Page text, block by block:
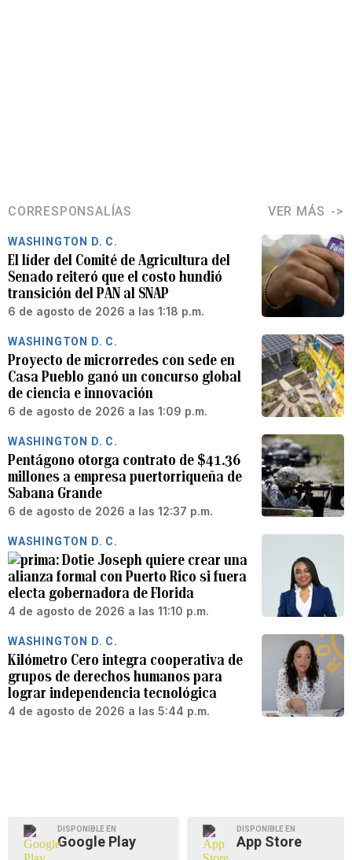
CORRESPONSALÍAS VER MÁS
WASHINGTON D. C.
El líder del Comité de Agricultura del
Senado reiteró que el costo hundió
transición del PAN al SNAP
6 de agosto de 2026 a las 1:18 p.m.
WASHINGTON D. C.
Proyecto de microrredes con sede en
Casa Pueblo ganó un concurso global
de ciencia e innovación
6 de agosto de 2026 a las 1:09 p.m.
WASHINGTON D. C.
Pentágono otorga contrato de $41.36
millones a empresa puertorriqueña de
Sabana Grande
6 de agosto de 2026 a las 12:37 p.m.
WASHINGTON D. C.
Dotie Joseph quiere crear una
alianza formal con Puerto Rico si fuera
electa gobernadora de Florida
4 de agosto de 2026 a las 11:10 p.m.
WASHINGTON D. C.
Kilómetro Cero integra cooperativa de
grupos de derechos humanos para
lograr independencia tecnológica
4 de agosto de 2026 a las 5:44 p.m.
DISPONIBLE EN
Google Play
DISPONIBLE EN
App Store